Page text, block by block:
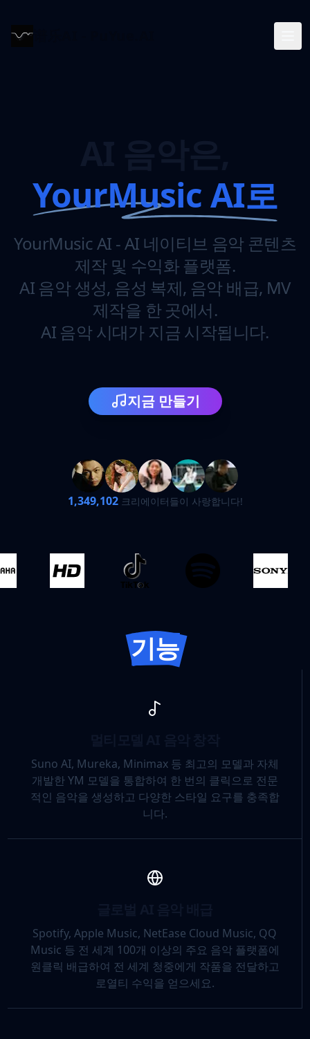
YourMusic AI로
YourMusic AI - AI 네이티브 음악 콘텐츠
제작 및 수익화 플랫폼.
AI 음악 생성, 음성 복제, 음악 배급, MV
제작을 한 곳에서.
AI 음악 시대가 지금 시작됩니다.
지금 만들기
1,349,102 크리에이터들이 사랑합니다!
기능
Suno AI, Mureka, Minimax 등 최고의 모델과 자체
개발한 YM 모델을 통합하여 한 번의 클릭으로 전문
적인 음악을 생성하고 다양한 스타일 요구를 충족합
니다.
Spotify, Apple Music, NetEase Cloud Music, QQ
Music 등 전 세계 100개 이상의 주요 음악 플랫폼에
원클릭 배급하여 전 세계 청중에게 작품을 전달하고
로열티 수익을 얻으세요.